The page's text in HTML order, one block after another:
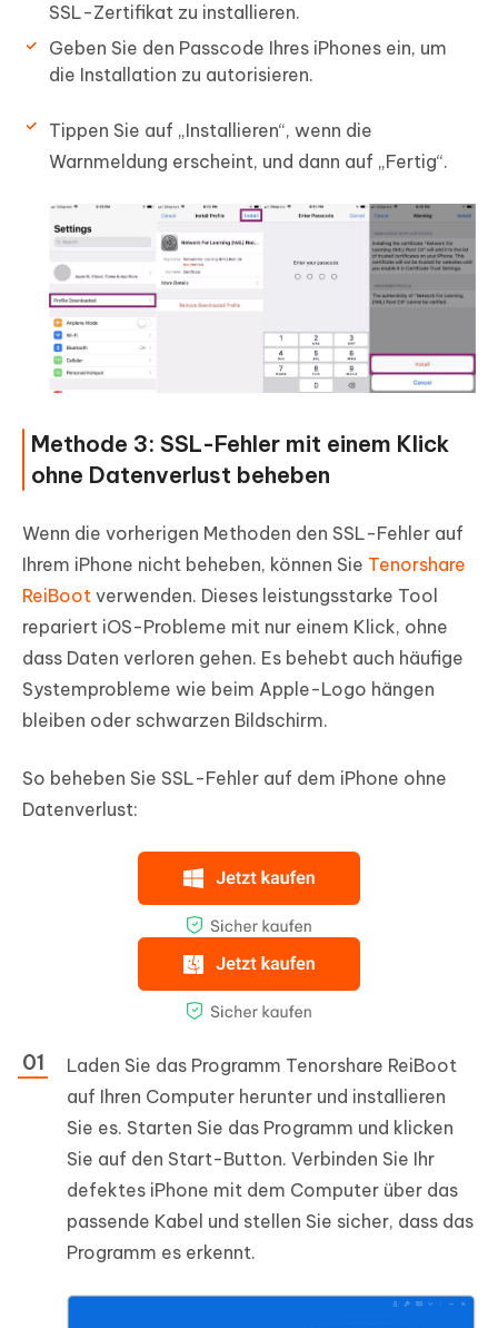
SSL-Zertifikat zu installieren.
Geben Sie den Passcode Ihres iPhones ein, um
die Installation zu autorisieren.
Tippen Sie auf „Installieren“, wenn die
Warnmeldung erscheint, und dann auf „Fertig“.
Methode 3: SSL-Fehler mit einem Klick
ohne Datenverlust beheben
Wenn die vorherigen Methoden den SSL-Fehler auf
Ihrem iPhone nicht beheben, können Sie Tenorshare
ReiBoot verwenden. Dieses leistungsstarke Tool
repariert iOS-Probleme mit nur einem Klick, ohne
dass Daten verloren gehen. Es behebt auch häufige
Systemprobleme wie beim Apple-Logo hängen
bleiben oder schwarzen Bildschirm.
So beheben Sie SSL-Fehler auf dem iPhone ohne
Datenverlust:
Laden Sie das Programm Tenorshare ReiBoot
auf Ihren Computer herunter und installieren
Sie es. Starten Sie das Programm und klicken
Sie auf den Start-Button. Verbinden Sie Ihr
defektes iPhone mit dem Computer über das
passende Kabel und stellen Sie sicher, dass das
Programm es erkennt.